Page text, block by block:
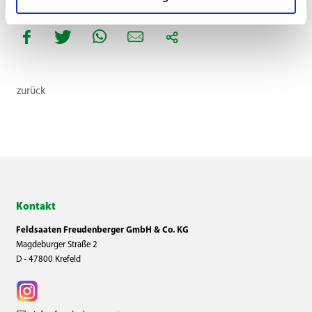
zurück
Kontakt
Feldsaaten Freudenberger GmbH & Co. KG
Magdeburger Straße 2
D - 47800 Krefeld